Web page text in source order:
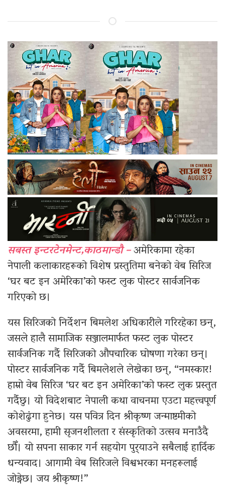
सबस्त इन्टरटेनमेन्ट,काठमान्डौ –अमेरिकामा रहेका
नेपाली कलाकारहरूको विशेष प्रस्तुतिमा बनेको वेब सिरिज
‘घर बट इन अमेरिका’को फस्ट लुक पोस्टर सार्वजनिक
गरिएको छ।
यस सिरिजको निर्देशन बिमलेश अधिकारीले गरिरहेका छन्,
जसले हालै सामाजिक सञ्जालमार्फत फस्ट लुक पोस्टर
सार्वजनिक गर्दै सिरिजको औपचारिक घोषणा गरेका छन्।
पोस्टर सार्वजनिक गर्दै बिमलेशले लेखेका छन्, “नमस्कार!
हाम्रो वेब सिरिज ‘घर बट इन अमेरिका’को फस्ट लुक प्रस्तुत
गर्दैछु। यो विदेशबाट नेपाली कथा वाचनमा एउटा महत्त्वपूर्ण
कोशेढुंगा हुनेछ। यस पवित्र दिन श्रीकृष्ण जन्माष्टमीको
अवसरमा, हामी सृजनशीलता र संस्कृतिको उत्सव मनाउँदै
छौँ। यो सपना साकार गर्न सहयोग पुर्‍याउने सबैलाई हार्दिक
धन्यवाद। आगामी वेब सिरिजले विश्वभरका मनहरूलाई
जोड्नेछ। जय श्रीकृष्ण!”